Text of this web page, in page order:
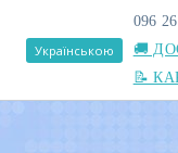
Українською
096
🚚
📝